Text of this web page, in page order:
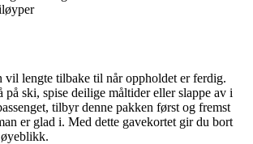
vil lengte tilbake til når oppholdet er ferdig.
på ski, spise deilige måltider eller slappe av i
tilbyr denne pakken først og fremst
er glad i. Med dette gavekortet gir du bort